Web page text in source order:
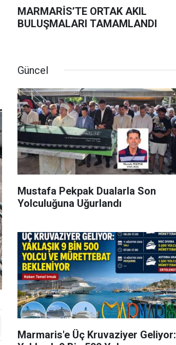
MARMARİS’TE ORTAK AKIL
BULUŞMALARI TAMAMLANDI
Güncel
Mustafa Pekpak Dualarla Son
Yolculuğuna Uğurlandı
Marmaris'e Üç Kruvaziyer Geliyor: